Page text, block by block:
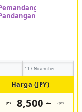
11 / November
Harga (JPY)
JPY 8,500 ~ /pax